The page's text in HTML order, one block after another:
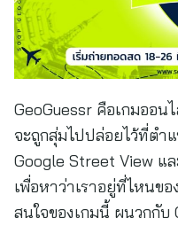
GeoGuessr คือเกมออ
จะถูกสุ่มไปปล่อยไว้ที่ต
Google Street View แ
เพื่อหาว่าเราอยู่ที่ไหนขอ
สนใจของเกมนี้ ผนวกกับ